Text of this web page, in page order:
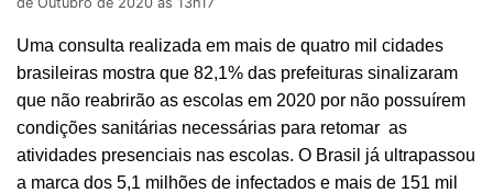
Uma consulta realizada em mais de quatro mil cidades
brasileiras mostra que 82,1% das prefeituras sinalizaram
que não reabrirão as escolas em 2020 por não possuírem
condições sanitárias necessárias para retomar as
atividades presenciais nas escolas. O Brasil já ultrapassou
a marca dos 5,1 milhões de infectados e mais de 151 mil